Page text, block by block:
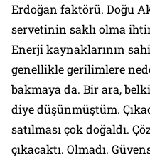
Erdoğan faktörü. Doğu
servetinin saklı olma
Enerji kaynaklarının
genellikle gerilimlere
bakmaya da. Bir ara,
diye düşünmüştüm.
satılması çok doğaldı.
çıkacaktı. Olmadı.